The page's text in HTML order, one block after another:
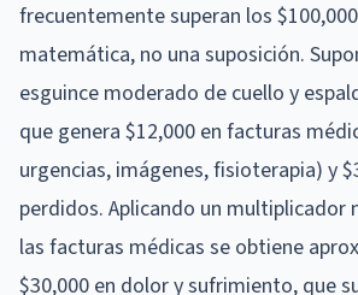
frecuentemente superan los
matemática, no una suposición.
esguince moderado de cuello y
que genera $12,000 en facturas
urgencias, imágenes, fisioterapia) y
perdidos. Aplicando un multiplicador
las facturas médicas se obtiene
$30,000 en dolor y sufrimiento, que